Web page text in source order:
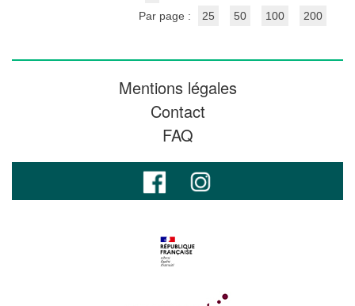
Par page :
25 50 100 200
Mentions légales
Contact
FAQ